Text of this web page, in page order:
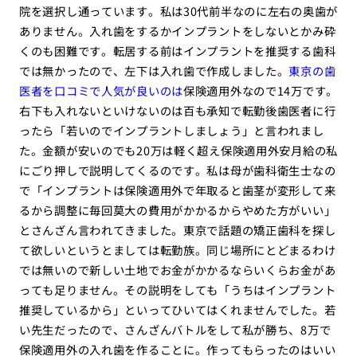
院を選択し通っています。私は30代前半なのに左右の奥歯が
ありません。入れ歯をするかインプラントをしないとかみ砕
くのも困難です。転居する前はインプラントを推奨する歯科
では無かったので、左下は入れ歯で作成しました。 東京の歯
医者を口コミで人気が良いのは保険適用外なので14万です。
右下も入れないといけないのは百も承知で転勤後歯医者に行
ったら「若いのでインプラントしましょう」と言われまし
た。金額が安いのでも20万は軽く超え保険適用外安月給の私
にごり押しで説明してくるのです。私は母が歯科衛生士なの
で「インプラントは保険適用外で年取ると歯茎が変形して来
るから調整に毎回莫大の費用がかかるからやめた方がいい」
とさんざん言われてきました。東京で話題の矯正歯科を探し
て欲しいというとましては転勤族。同じ場所にとどまるわけ
では無いので新しい土地でお金がかかるならいくらお金があ
っても足りません。その説明をしても「うちはインプラント
推奨しているから」といってひいてはくれませんでした。若
い先生だったので、さんざんバトルをして私が勝ち、8万で
保険適用外の入れ歯を作ることに。作ってもらったのはいい